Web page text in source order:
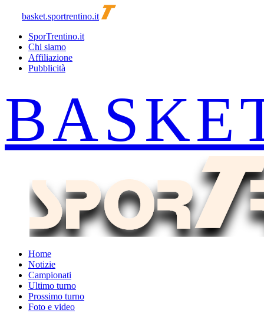
basket.sportrentino.it
SporTrentino.it
Chi siamo
Affiliazione
Pubblicità
Home
Notizie
Campionati
Ultimo turno
Prossimo turno
Foto e video